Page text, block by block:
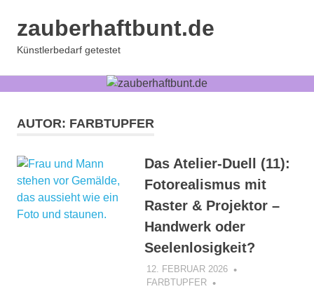
Inhaltzauberhaftbunt.de
Künstlerbedarf getestet
AUTOR: FARBTUPFER
Das Atelier-Duell (11):
Fotorealismus mit
Raster & Projektor –
Handwerk oder
Seelenlosigkeit?
12. FEBRUAR 2026
FARBTUPFER